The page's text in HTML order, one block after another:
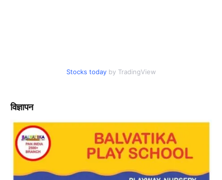
Stocks today by TradingView
विज्ञापन